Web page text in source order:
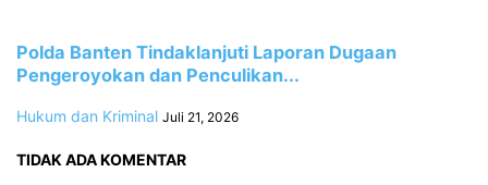
Polda Banten Tindaklanjuti Laporan Dugaan
Pengeroyokan dan Penculikan...
Hukum dan Kriminal Juli 21, 2026
TIDAK ADA KOMENTAR